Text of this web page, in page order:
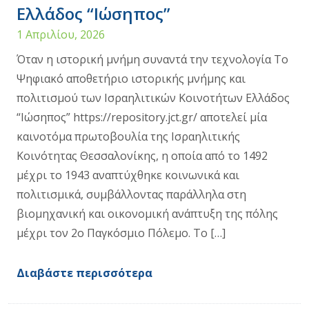
Ελλάδος “Ιώσηπος”
1 Απριλίου, 2026
Όταν η ιστορική μνήμη συναντά την τεχνολογία Το
Ψηφιακό αποθετήριο ιστορικής μνήμης και
πολιτισμού των Ισραηλιτικών Κοινοτήτων Ελλάδος
“Ιώσηπος” https://repository.jct.gr/ αποτελεί μία
καινοτόμα πρωτοβουλία της Ισραηλιτικής
Κοινότητας Θεσσαλονίκης, η οποία από το 1492
μέχρι το 1943 αναπτύχθηκε κοινωνικά και
πολιτισμικά, συμβάλλοντας παράλληλα στη
βιομηχανική και οικονομική ανάπτυξη της πόλης
μέχρι τον 2ο Παγκόσμιο Πόλεμο. Το […]
Διαβάστε περισσότερα